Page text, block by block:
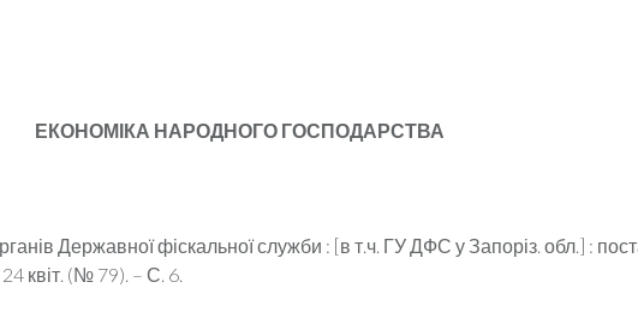
ЕКОНОМІКА НАРОДНОГО ГОСПОДАРСТВА
Державної фіскальної служби : [в т.ч. ГУ ДФС у Запоріз. обл.] :
квіт. (№ 79). – С. 6.